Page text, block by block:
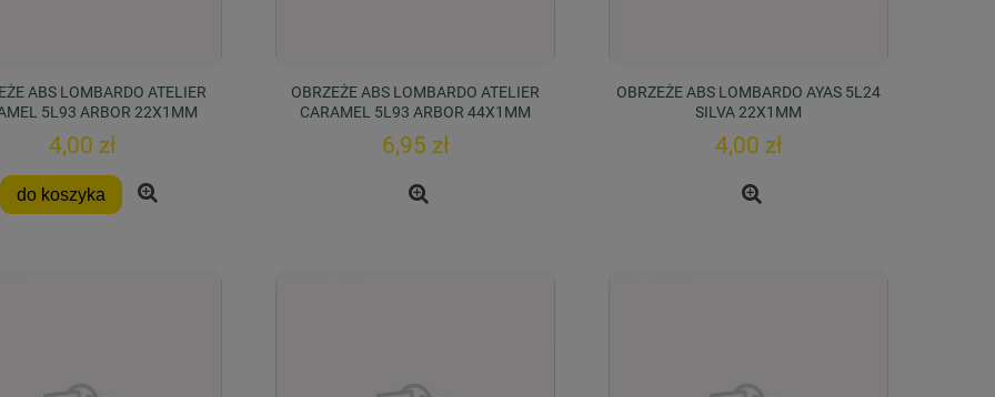
ABS LOMBARDO ATELIER
5L93 ARBOR 22X1MM
4,00 zł
do koszyka
OBRZEŻE ABS LOMBARDO ATELIER
CARAMEL 5L93 ARBOR 44X1MM
6,95 zł
OBRZEŻE ABS LOMBARDO AYAS 5L24
SILVA 22X1MM
4,00 zł